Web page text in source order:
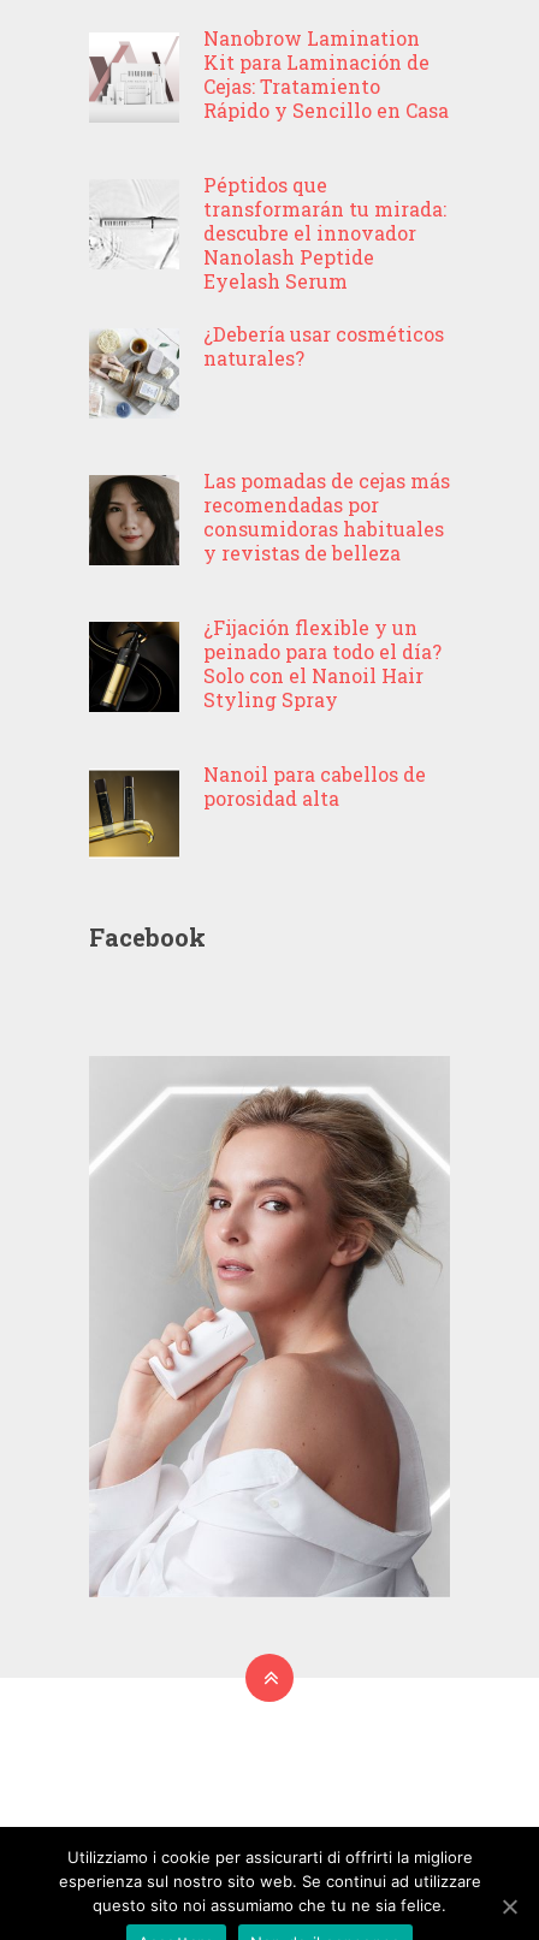
Nanobrow Lamination
Kit para Laminación de
Cejas: Tratamiento
Rápido y Sencillo en Casa
Péptidos que
transformarán tu mirada:
descubre el innovador
Nanolash Peptide
Eyelash Serum
¿Debería usar cosméticos
naturales?
Las pomadas de cejas más
recomendadas por
consumidoras habituales
y revistas de belleza
¿Fijación flexible y un
peinado para todo el día?
Solo con el Nanoil Hair
Styling Spray
Nanoil para cabellos de
porosidad alta
Facebook
2026 © copyrightbellezabelleza.com
Utilizziamo i cookie per assicurarti di offrirti la migliore
esperienza sul nostro sito web. Se continui ad utilizzare
questo sito noi assumiamo che tu ne sia felice.